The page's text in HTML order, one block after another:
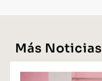
Más Noticias